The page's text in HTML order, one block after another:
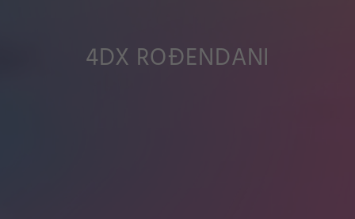
4DX ROĐENDANI